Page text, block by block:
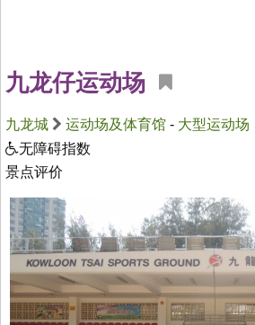
九龙仔运动场
九龙城 运动场及体育馆 - 大型运动场
无障碍指数
景点评价